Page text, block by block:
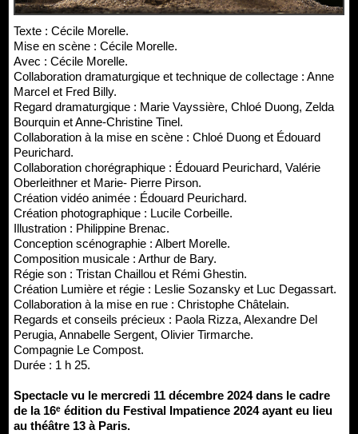
Texte : Cécile Morelle.
Mise en scène : Cécile Morelle.
Avec : Cécile Morelle.
Collaboration dramaturgique et technique de collectage : Anne
Marcel et Fred Billy.
Regard dramaturgique : Marie Vayssière, Chloé Duong, Zelda
Bourquin et Anne-Christine Tinel.
Collaboration à la mise en scène : Chloé Duong et Édouard
Peurichard.
Collaboration chorégraphique : Édouard Peurichard, Valérie
Oberleithner et Marie- Pierre Pirson.
Création vidéo animée : Édouard Peurichard.
Création photographique : Lucile Corbeille.
Illustration : Philippine Brenac.
Conception scénographie : Albert Morelle.
Composition musicale : Arthur de Bary.
Régie son : Tristan Chaillou et Rémi Ghestin.
Création Lumière et régie : Leslie Sozansky et Luc Degassart.
Collaboration à la mise en rue : Christophe Châtelain.
Regards et conseils précieux : Paola Rizza, Alexandre Del
Perugia, Annabelle Sergent, Olivier Tirmarche.
Compagnie Le Compost.
Durée : 1 h 25.
Spectacle vu le mercredi 11 décembre 2024 dans le cadre
de la 16ᵉ édition du Festival Impatience 2024 ayant eu lieu
au théâtre 13 à Paris.